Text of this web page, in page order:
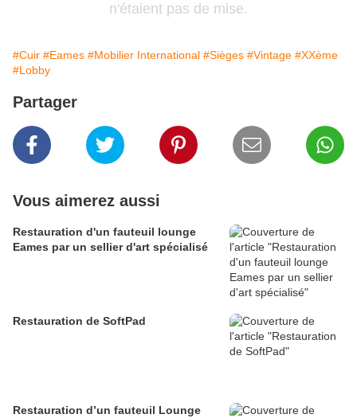
n'étaient pas de mise.
#Cuir #Eames #Mobilier International #Sièges #Vintage #XXème
#Lobby
Partager
Vous aimerez aussi
Restauration d'un fauteuil lounge
Eames par un sellier d'art spécialisé
Restauration de SoftPad
Restauration d’un fauteuil Lounge